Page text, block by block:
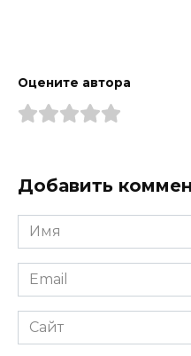
Оцените автора
Добавить
Имя
*
Email
*
Сайт